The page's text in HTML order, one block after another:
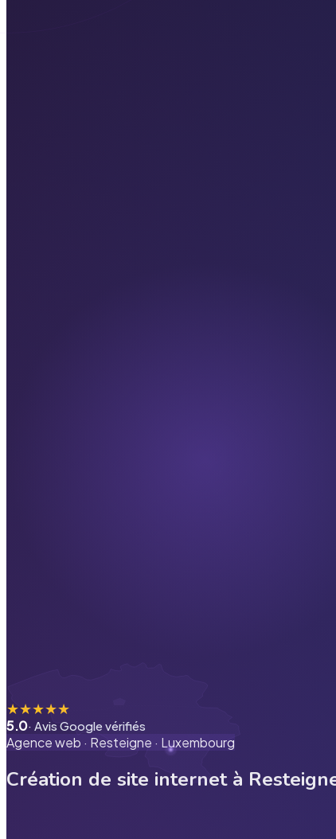
★★★★★
5.0· Avis Google vérifiés
Agence web · Resteigne · Luxembourg
Création de site internet à